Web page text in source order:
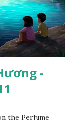
-
the Perfume